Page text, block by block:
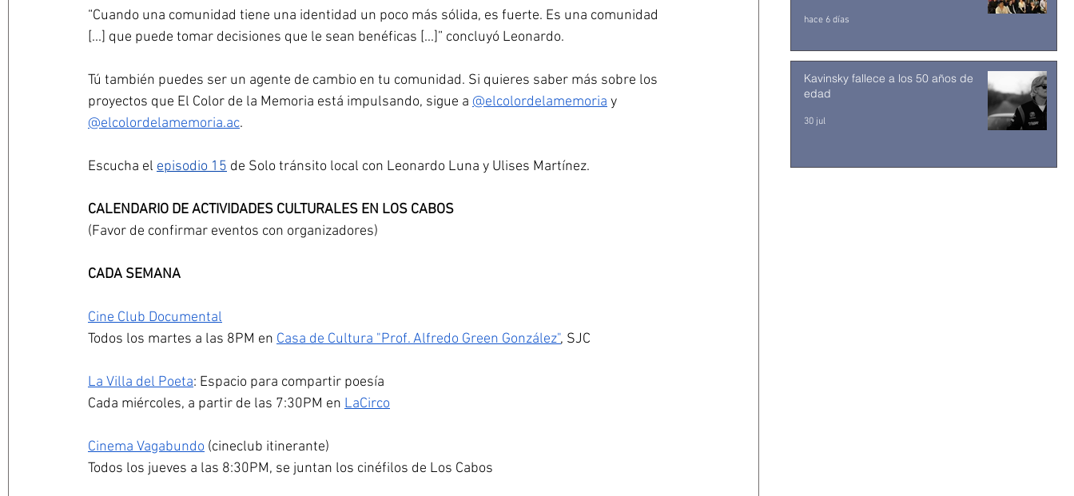
“Cuando una comunidad tiene una identidad un poco más sólida, es fuerte. Es una comunidad
[...] que puede tomar decisiones que le sean benéficas [...]” concluyó Leonardo.
Tú también puedes ser un agente de cambio en tu comunidad. Si quieres saber más sobre los
proyectos que El Color de la Memoria está impulsando, sigue a @elcolordelamemoria y
@elcolordelamemoria.ac.
Escucha el episodio 15 de Solo tránsito local con Leonardo Luna y Ulises Martínez.
CALENDARIO DE ACTIVIDADES CULTURALES EN LOS CABOS
(Favor de confirmar eventos con organizadores)
CADA SEMANA
Cine Club Documental
Todos los martes a las 8PM en Casa de Cultura "Prof. Alfredo Green González", SJC
La Villa del Poeta: Espacio para compartir poesía
Cada miércoles, a partir de las 7:30PM en LaCirco
Cinema Vagabundo (cineclub itinerante)
Todos los jueves a las 8:30PM, se juntan los cinéfilos de Los Cabos
hace 6 días
Kavinsky fallece a los 50 años de
edad
30 jul